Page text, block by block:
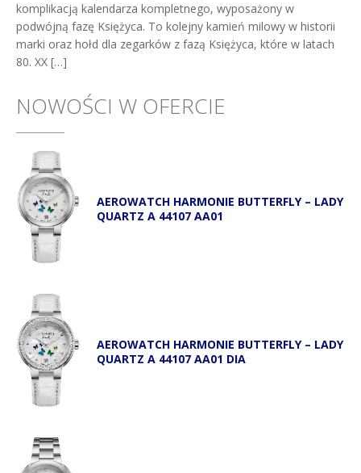
komplikacją kalendarza kompletnego, wyposażony w
podwójną fazę Księżyca. To kolejny kamień milowy w historii
marki oraz hołd dla zegarków z fazą Księżyca, które w latach
80. XX […]
NOWOŚCI W OFERCIE
AEROWATCH HARMONIE BUTTERFLY – LADY
QUARTZ A 44107 AA01
AEROWATCH HARMONIE BUTTERFLY – LADY
QUARTZ A 44107 AA01 DIA